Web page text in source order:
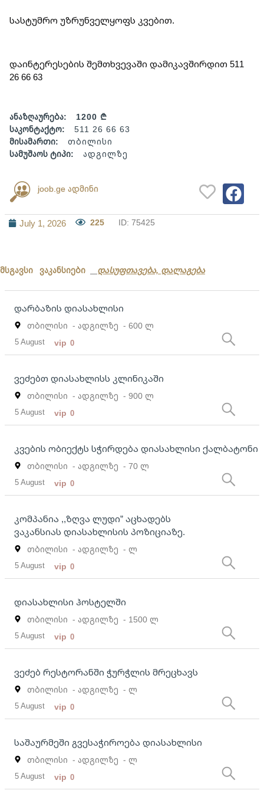
სასტუმრო უზრუნველყოფს კვებით.
დაინტერესების შემთხვევაში დამიკავშირდით 511
26 66 63
ანაზღაურება:
1200 ₾
საკონტაქტო:
511 26 66 63
მისამართი:
თბილისი
სამუშაოს ტიპი:
ადგილზე
joob.ge ადმინი
July 1, 2026 225 ID: 75425
მსგავსი ვაკანსიები დასუფთავება, დალაგება
დარბაზის დიასახლისი
თბილისი - ადგილზე - 600 ლ
5 August vip 0
ვეძებთ დიასახლისს კლინიკაში
თბილისი - ადგილზე - 900 ლ
5 August vip 0
კვების ობიექტს სჭირდება დიასახლისი ქალბატონი
თბილისი - ადგილზე - 70 ლ
5 August vip 0
კომპანია ,,ზღვა ლუდი” აცხადებს
ვაკანსიას დიასახლისის პოზიციაზე.
თბილისი - ადგილზე - ლ
5 August vip 0
დიასახლისი ჰოსტელში
თბილისი - ადგილზე - 1500 ლ
5 August vip 0
ვეძებ რესტორანში ჭურჭლის მრეცხავს
თბილისი - ადგილზე - ლ
5 August vip 0
საშაურმეში გვესაჭიროება დიასახლისი
თბილისი - ადგილზე - ლ
5 August vip 0